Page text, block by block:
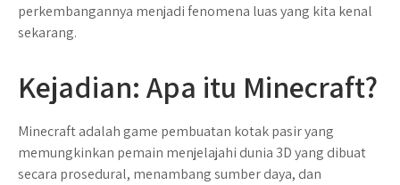
perkembangannya menjadi fenomena luas yang kita kenal
sekarang.
Kejadian: Apa itu Minecraft?
Minecraft adalah game pembuatan kotak pasir yang
memungkinkan pemain menjelajahi dunia 3D yang dibuat
secara prosedural, menambang sumber daya, dan